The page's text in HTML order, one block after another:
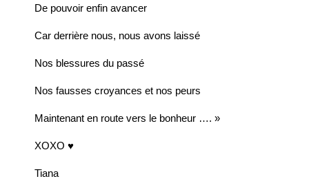
De pouvoir enfin avancer
Car derrière nous, nous avons laissé
Nos blessures du passé
Nos fausses croyances et nos peurs
Maintenant en route vers le bonheur …. »
XOXO ♥
Tiana